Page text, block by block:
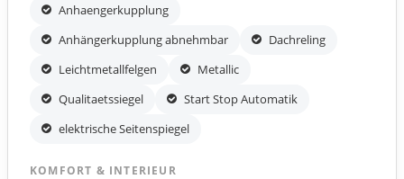
Anhaengerkupplung
Anhängerkupplung abnehmbar
Dachreling
Leichtmetallfelgen
Metallic
Qualitaetssiegel
Start Stop Automatik
elektrische Seitenspiegel
KOMFORT & INTERIEUR